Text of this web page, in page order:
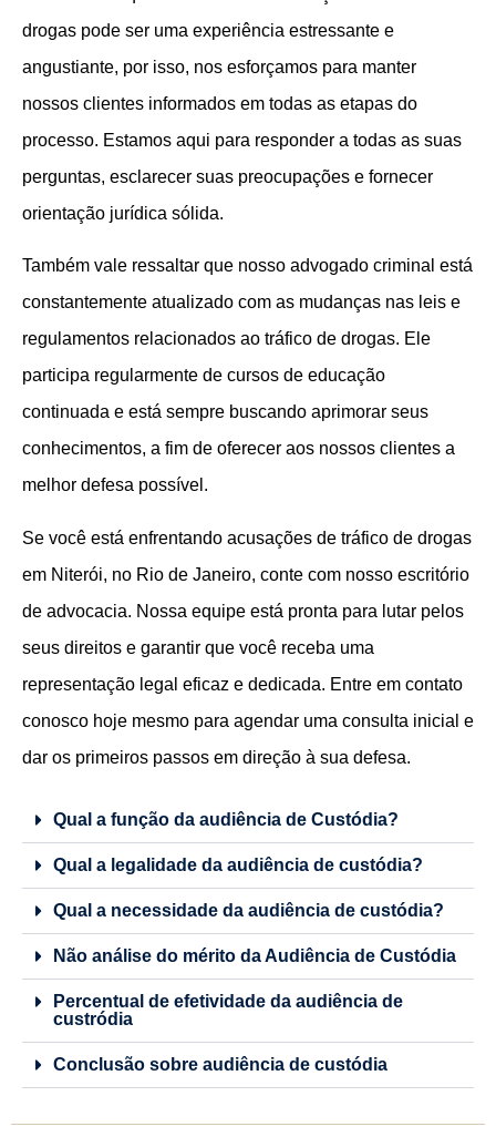
drogas pode ser uma experiência estressante e
angustiante, por isso, nos esforçamos para manter
nossos clientes informados em todas as etapas do
processo. Estamos aqui para responder a todas as suas
perguntas, esclarecer suas preocupações e fornecer
orientação jurídica sólida.
Também vale ressaltar que nosso advogado criminal está
constantemente atualizado com as mudanças nas leis e
regulamentos relacionados ao tráfico de drogas. Ele
participa regularmente de cursos de educação
continuada e está sempre buscando aprimorar seus
conhecimentos, a fim de oferecer aos nossos clientes a
melhor defesa possível.
Se você está enfrentando acusações de tráfico de drogas
em Niterói, no Rio de Janeiro, conte com nosso escritório
de advocacia. Nossa equipe está pronta para lutar pelos
seus direitos e garantir que você receba uma
representação legal eficaz e dedicada. Entre em contato
conosco hoje mesmo para agendar uma consulta inicial e
dar os primeiros passos em direção à sua defesa.
Qual a função da audiência de Custódia?
Qual a legalidade da audiência de custódia?
Qual a necessidade da audiência de custódia?
Não análise do mérito da Audiência de Custódia
Percentual de efetividade da audiência de
custródia
Conclusão sobre audiência de custódia